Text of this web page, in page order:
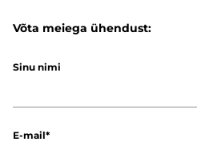
Võta meiega ühendust:
Sinu nimi
E-mail